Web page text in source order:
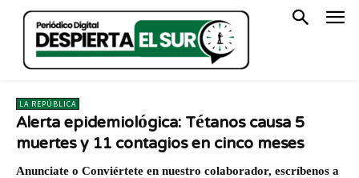
LA REPÚBLICA
Alerta epidemiológica: Tétanos causa 5
muertes y 11 contagios en cinco meses
Anunciate o Conviértete en nuestro colaborador, escríbenos a